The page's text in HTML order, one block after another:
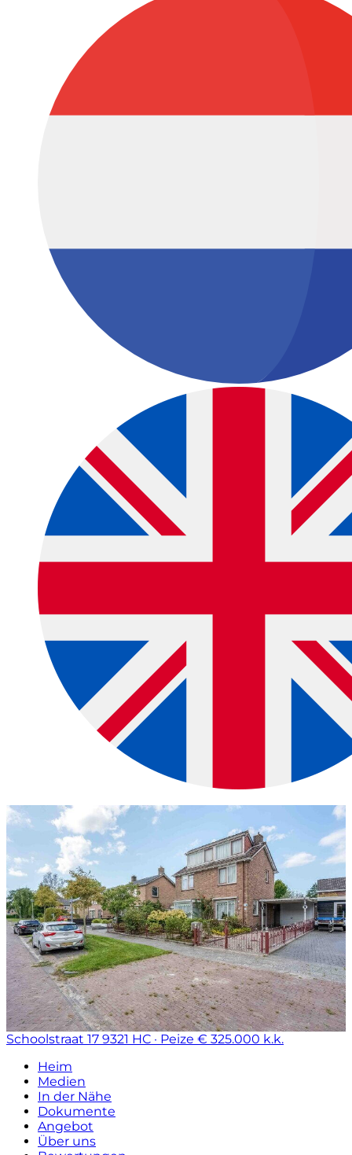
Schoolstraat 17 9321 HC · Peize € 325.000 k.k.
Heim
Medien
In der Nähe
Dokumente
Angebot
Über uns